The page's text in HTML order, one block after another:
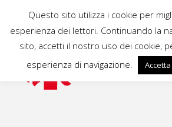
Questo sito utilizza i cookie per
esperienza dei lettori. Continuando la
sito, accetti il nostro uso dei cookie,
esperienza di navigazione.
Accetta